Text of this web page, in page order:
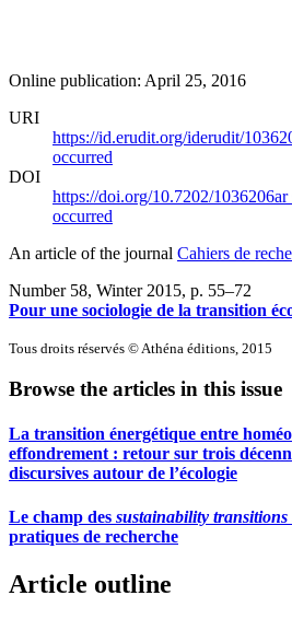
Online publication: April 25, 2016
URI
https://id.erudit.org/iderudit/
occurred
DOI
https://doi.org/10.7202/1036206ar
occurred
An article of the journal Cahiers de
Number 58, Winter 2015, p. 55–72
Pour une sociologie de la transition
Tous droits réservés © Athéna éditions, 2015
Browse the articles in this issue
La transition énergétique entre
effondrement : retour sur trois
discursives autour de l’écologie
Le champ des sustainability transitions
pratiques de recherche
Article outline